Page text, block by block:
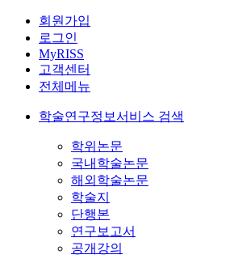
회원가입
로그인
MyRISS
고객센터
전체메뉴
학술연구정보서비스 검색
학위논문
국내학술논문
해외학술논문
학술지
단행본
연구보고서
공개강의